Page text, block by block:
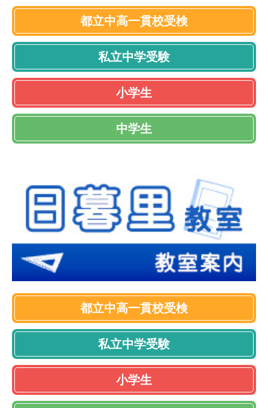
都立中高一貫校受検
私立中学受験
小学生
中学生
都立中高一貫校受検
私立中学受験
小学生